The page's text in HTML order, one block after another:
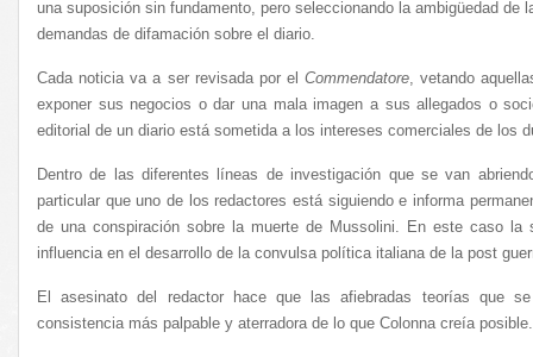
una suposición sin fundamento, pero seleccionando la ambigüedad de
demandas de difamación sobre el diario.
Cada noticia va a ser revisada por elCommendatore, vetando
exponer sus negocios o dar una mala imagen a sus allegados o
editorial de un diario está sometida a los intereses comerciales de los
Dentro de las diferentes líneas de investigación que se van
particular que uno de los redactores está siguiendo e informa
de una conspiración sobre la muerte de Mussolini. En este caso la
influencia en el desarrollo de la convulsa política italiana de la post
El asesinato del redactor hace que las afiebradas teorías que
consistencia más palpable y aterradora de lo que Colonna creía posible.